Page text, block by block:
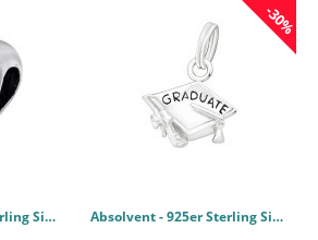
Herz Mom - 925er Sterling Silber Schlichte Beads PCJW16828
-30%
Absolvent - 925er Sterling Silber Anhänger mit Spaltring PCJW16064